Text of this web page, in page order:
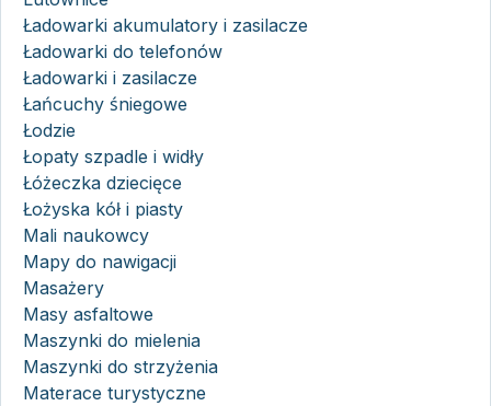
Ładowarki akumulatory i zasilacze
Ładowarki do telefonów
Ładowarki i zasilacze
Łańcuchy śniegowe
Łodzie
Łopaty szpadle i widły
Łóżeczka dziecięce
Łożyska kół i piasty
Mali naukowcy
Mapy do nawigacji
Masażery
Masy asfaltowe
Maszynki do mielenia
Maszynki do strzyżenia
Materace turystyczne